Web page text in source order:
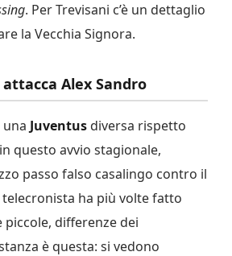
. Per Trevisani c’è un dettaglio
la Vecchia Signora.
attacca Alex Sandro
una Juventus diversa rispetto
questo avvio stagionale,
passo falso casalingo contro il
ha più volte fatto
piccole, differenze dei
è questa: si vedono